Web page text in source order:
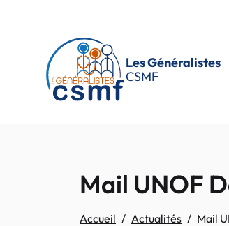
Les Généralistes
CSMF
Mail UNOF
Accueil Actualités Mail